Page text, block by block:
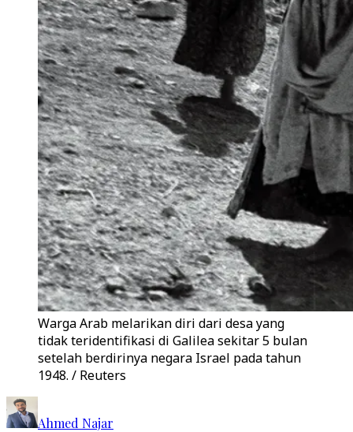
Warga Arab melarikan diri dari desa yang
tidak teridentifikasi di Galilea sekitar 5 bulan
setelah berdirinya negara Israel pada tahun
1948. / Reuters
Ahmed Najar